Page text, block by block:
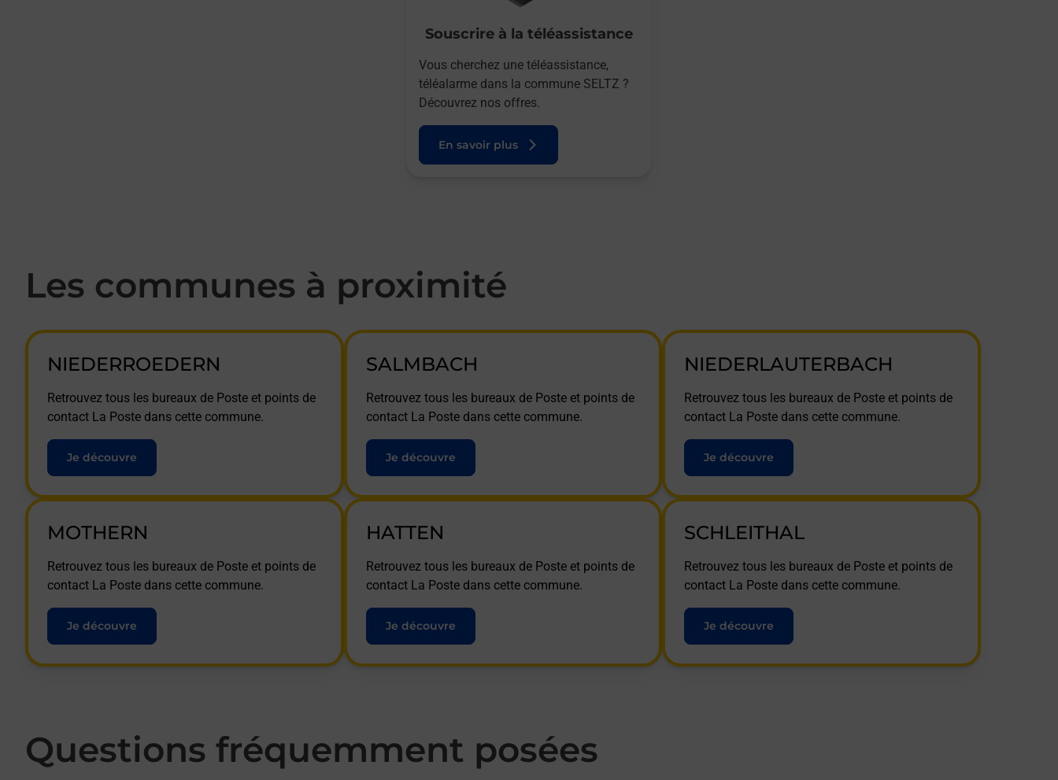
Souscrire à la téléassistance
Vous cherchez une téléassistance,
téléalarme dans la commune SELTZ ?
Découvrez nos offres.
En savoir plus
Les communes à proximité
NIEDERROEDERN
Retrouvez tous les bureaux de Poste et points de
contact La Poste dans cette commune.
Je découvre
SALMBACH
Retrouvez tous les bureaux de Poste et points de
contact La Poste dans cette commune.
Je découvre
NIEDERLAUTERBACH
Retrouvez tous les bureaux de Poste et points de
contact La Poste dans cette commune.
Je découvre
MOTHERN
Retrouvez tous les bureaux de Poste et points de
contact La Poste dans cette commune.
Je découvre
HATTEN
Retrouvez tous les bureaux de Poste et points de
contact La Poste dans cette commune.
Je découvre
SCHLEITHAL
Retrouvez tous les bureaux de Poste et points de
contact La Poste dans cette commune.
Je découvre
Questions fréquemment posées